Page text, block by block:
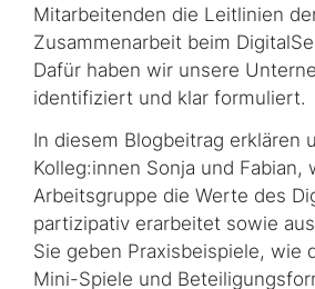
Mitarbeitenden die Leitlinien
Zusammenarbeit beim
Dafür haben wir unsere
identifiziert und klar formuliert.
In diesem Blogbeitrag erklären
Kolleg:innen Sonja und Fabian,
Arbeitsgruppe die Werte des
partizipativ erarbeitet sowie
Sie geben Praxisbeispiele, wie
Mini-Spiele und